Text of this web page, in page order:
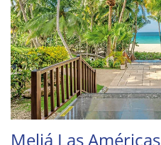
Meliá Las Américas